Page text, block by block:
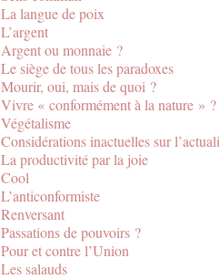
La langue de poix
L’argent
Argent ou monnaie ?
Le siège de tous les paradoxes
Mourir, oui, mais de quoi ?
Vivre « conformément à la nature » ?
Végétalisme
Considérations inactuelles sur
La productivité par la joie
Cool
L’anticonformiste
Renversant
Passations de pouvoirs ?
Pour et contre l’Union
Les salauds